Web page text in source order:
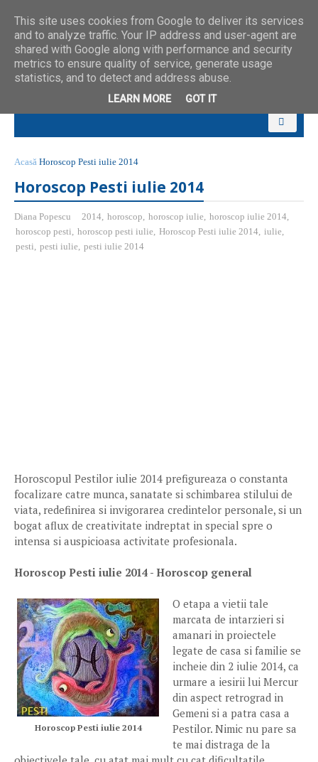
Acasă Horoscop Pesti iulie 2014
Horoscop Pesti iulie 2014
Diana Popescu 2014, horoscop, horoscop iulie, horoscop iulie 2014,
horoscop pesti, horoscop pesti iulie, Horoscop Pesti iulie 2014, iulie,
pesti, pesti iulie, pesti iulie 2014
Horoscopul Pestilor iulie 2014 prefigureaza o constanta
focalizare catre munca, sanatate si schimbarea stilului de
viata, redefinirea si invigorarea credintelor personale, si un
bogat aflux de creativitate indreptat in special spre o
intensa si auspicioasa activitate profesionala.
Horoscop Pesti iulie 2014 - Horoscop general
Horoscop Pesti iulie 2014
O etapa a vietii tale
marcata de intarzieri si
amanari in proiectele
legate de casa si familie se
incheie din 2 iulie 2014, ca
urmare a iesirii lui Mercur
din aspect retrograd in
Gemeni si a patra casa a
Pestilor. Nimic nu pare sa
te mai distraga de la
This site uses cookies from Google to deliver its services
and to analyze traffic. Your IP address and user-agent are
shared with Google along with performance and security
metrics to ensure quality of service, generate usage
statistics, and to detect and address abuse.
LEARN MORE GOT IT